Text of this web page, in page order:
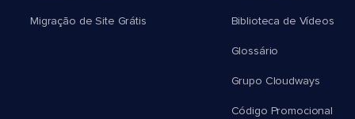
Migração de Site Grátis Biblioteca de Vídeos
Glossário
Grupo Cloudways
Código Promocional